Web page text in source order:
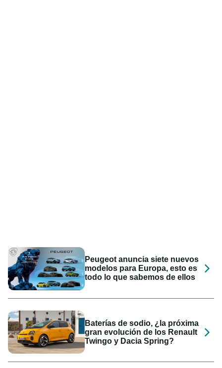
Peugeot anuncia siete nuevos
modelos para Europa, esto es
todo lo que sabemos de ellos
Baterías de sodio, ¿la próxima
gran evolución de los Renault
Twingo y Dacia Spring?